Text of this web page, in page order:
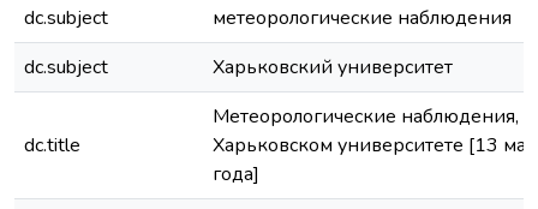
dc.subject
метеорологические наблюдения
dc.subject
Харьковский университет
dc.title
Метеорологические наблюдения,
Харьковском университете [13
года]